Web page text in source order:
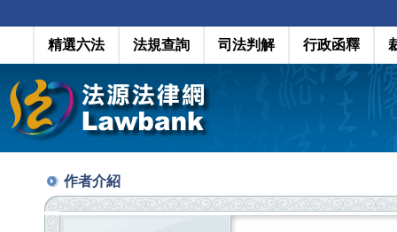
精選六法 法規查詢 司法判解 行政函釋
作者介紹